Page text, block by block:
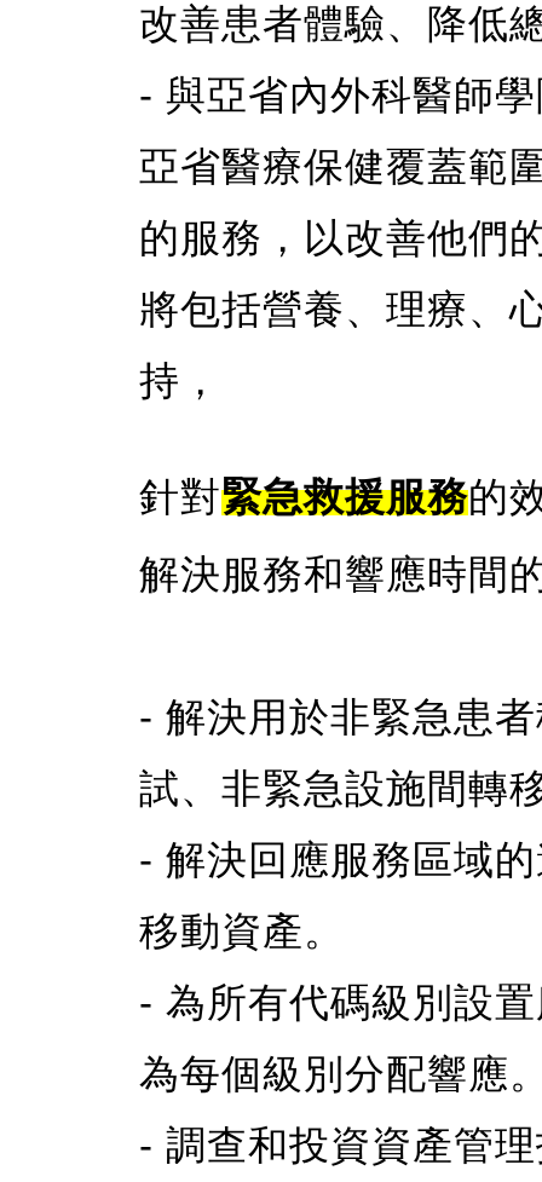
改善患者體驗、降低
- 與亞省內外科醫師
亞省醫療保健覆蓋範
的服務，以改善他們
將包括營養、理療、
持，
針對緊急救援服務的
解決服務和響應時間
- 解決用於非緊急患
試、非緊急設施間轉
- 解決回應服務區域
移動資產。
- 為所有代碼級別設
為每個級別分配響應
- 調查和投資資產管